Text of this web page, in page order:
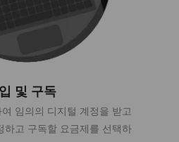
및 구독
임의의 디지털 계정을 받고
하고 구독할 요금제를 선택하